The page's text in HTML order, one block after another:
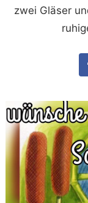
zwei Gläser